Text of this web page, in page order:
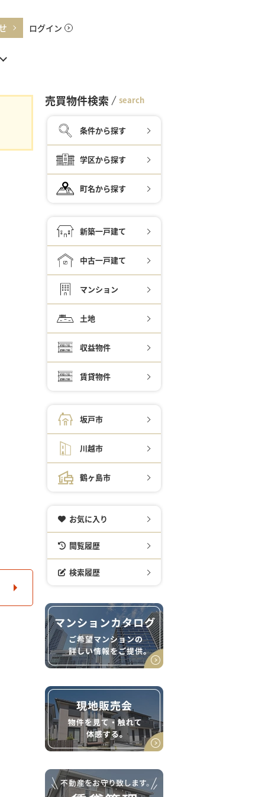
ログイン
売買物件検索 search
条件から探す
学区から探す
町名から探す
新築一戸建て
中古一戸建て
マンション
土地
収益物件
賃貸物件
坂戸市
川越市
鶴ヶ島市
お気に入り
閲覧履歴
検索履歴